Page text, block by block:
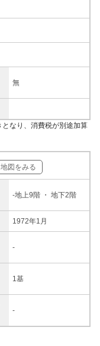
無
地図をみる
-地上9階 ・ 地下2階
1972年1月
-
1基
-
なり、消費税が別途加算